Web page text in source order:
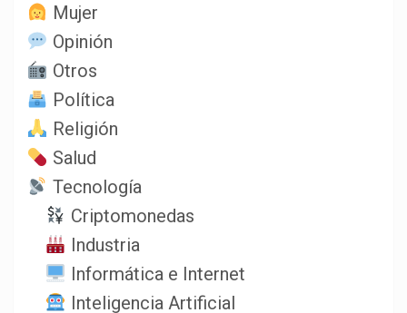
Mujer
Opinión
Otros
Política
Religión
Salud
Tecnología
Criptomonedas
Industria
Informática e Internet
Inteligencia Artificial